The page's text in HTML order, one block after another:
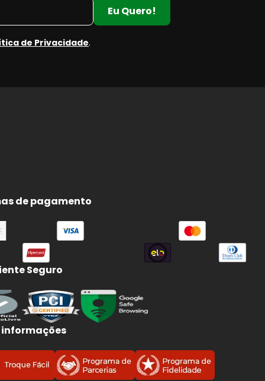
Eu Quero!
de Privacidade.
de pagamento
Seguro
informações